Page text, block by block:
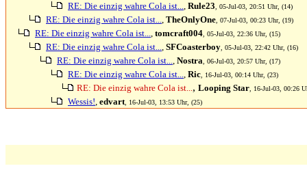
RE: Die einzig wahre Cola ist..., Rule23 , 05-Jul-03, 20:51 Uhr, (14)
RE: Die einzig wahre Cola ist..., TheOnlyOne , 07-Jul-03, 00:23 Uhr, (19)
RE: Die einzig wahre Cola ist..., tomcraft004 , 05-Jul-03, 22:36 Uhr, (15)
RE: Die einzig wahre Cola ist..., SFCoasterboy , 05-Jul-03, 22:42 Uhr, (16)
RE: Die einzig wahre Cola ist..., Nostra , 06-Jul-03, 20:57 Uhr, (17)
RE: Die einzig wahre Cola ist..., Ric , 16-Jul-03, 00:14 Uhr, (23)
RE: Die einzig wahre Cola ist..., Looping Star , 16-Jul-03, 00:26
Wessis!, edvart , 16-Jul-03, 13:53 Uhr, (25)